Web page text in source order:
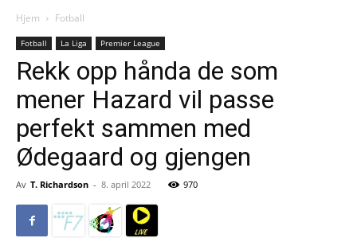
Hjem Fotball
Fotball La Liga Premier League
Rekk opp hånda de som
mener Hazard vil passe
perfekt sammen med
Ødegaard og gjengen
Av T. Richardson - 8. april 2022 970